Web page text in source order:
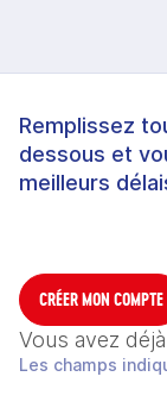
Remplissez
dessous et
meilleurs
CRÉER MON COMPTE
Vous avez
Les champs